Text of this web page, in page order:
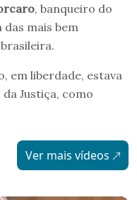
, banqueiro do
mais bem
em liberdade, estava
Justiça, como
Ver mais vídeos